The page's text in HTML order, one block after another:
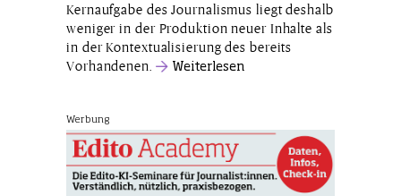
Kernaufgabe des Journalismus liegt deshalb
weniger in der Produktion neuer Inhalte als
in der Kontextualisierung des bereits
Vorhandenen.
Weiterlesen
Werbung